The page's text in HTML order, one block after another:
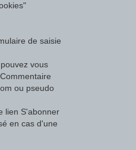
de saisie
vous
ou pseudo
lien S'abonner
en cas d'une